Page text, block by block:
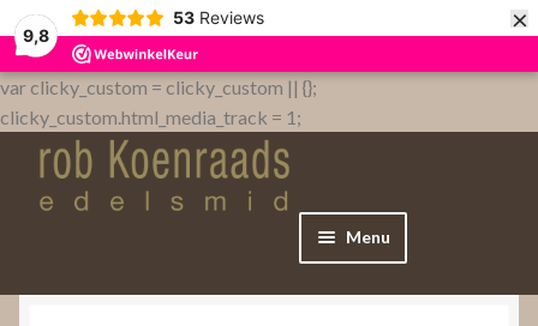
9,8
53 Reviews ×
var clicky_custom = clicky_custom || {};
clicky_custom.html_media_track = 1;
Menu
Home